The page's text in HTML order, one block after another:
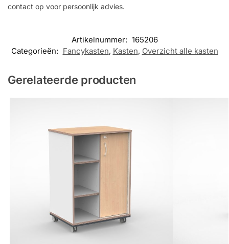
contact op voor persoonlijk advies.
Artikelnummer: 165206
Categorieën: Fancykasten, Kasten, Overzicht alle kasten
Gerelateerde producten